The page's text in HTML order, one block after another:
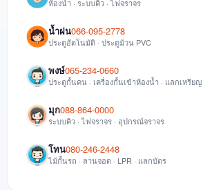
ห้องน้ำ · ระบบคิว · ไฟจราจร
น้ำฝน066-095-2778
ประตูอัตโนมัติ · ประตูม้วน PVC
พงษ์065-234-0660
ประตูกั้นคน · เครื่องกั้นเข้าห้องน้ำ · แลกเหรียญ
มุก088-864-0000
ระบบคิว · ไฟจราจร · อุปกรณ์จราจร
โทน080-246-2448
ไม้กั้นรถ · ลานจอด · LPR · แลกบัตร